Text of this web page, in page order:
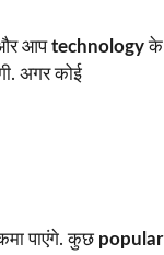
आपtechnologyके
अगर कोई
पाएंगे. कुछ popular